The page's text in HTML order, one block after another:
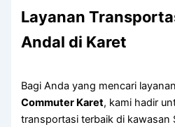
Layanan
Andal di Karet
Bagi Anda yang mencari
Commuter Karet, kami hadir
transportasi terbaik di kawasan